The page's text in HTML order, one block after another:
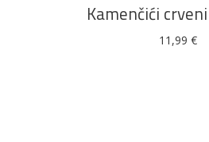
Kamenčići
11,99 €